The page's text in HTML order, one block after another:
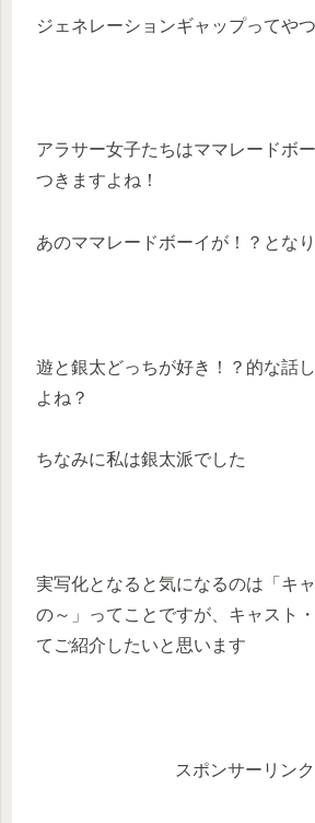
ジェネレーションギャップってや
アラサー女子たちはママレードボ
つきますよね！
あのママレードボーイが！？とな
遊と銀太どっちが好き！？的な話
よね？
ちなみに私は銀太派でした
実写化となると気になるのは「キ
の～」ってことですが、キャスト
てご紹介したいと思います
スポンサーリンク